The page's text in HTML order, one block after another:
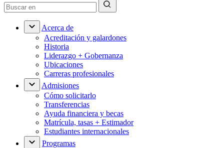
Acerca de
Acreditación y galardones
Historia
Liderazgo + Gobernanza
Ubicaciones
Carreras profesionales
Admisiones
Cómo solicitarlo
Transferencias
Ayuda financiera y becas
Matrícula, tasas + Estimador
Estudiantes internacionales
Programas